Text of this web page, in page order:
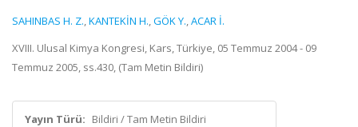
SAHINBAS H. Z.,KANTEKİN H.,GÖK Y.,ACAR İ.
XVIII. Ulusal Kimya Kongresi, Kars, Türkiye, 05 Temmuz 2004 - 09
Temmuz 2005, ss.430, (Tam Metin Bildiri)
Yayın Türü: Bildiri / Tam Metin Bildiri